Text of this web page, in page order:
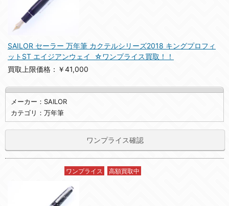
SAILOR セーラー 万年筆 カクテルシリーズ2018 キングプロフィ
ットST エイジアンウェイ ☆ワンプライス買取！！
買取上限価格：￥41,000
メーカー：SAILOR
カテゴリ：万年筆
ワンプライス確認
ワンプライス 高額買取中